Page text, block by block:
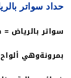
حداد سواتر
بمرونةوهي